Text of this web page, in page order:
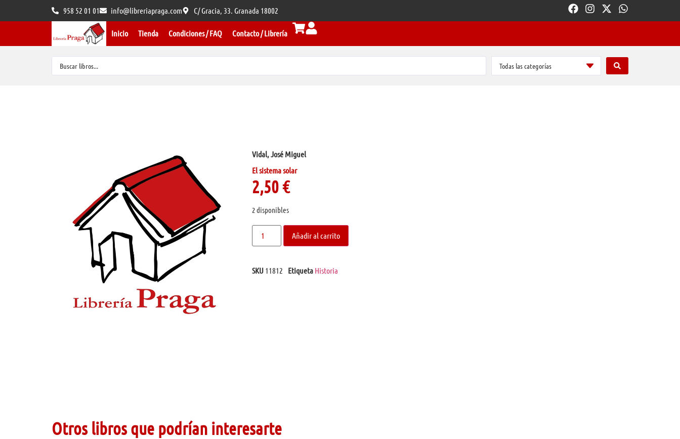
958 52 01 01 info@libreriapraga.com C/ Gracia, 33. Granada 18002
Inicio Tienda Condiciones / FAQ Contacto / Librería
Todas las categorías
Vidal, José Miguel
El sistema solar
2,50€
2 disponibles
Añadir al carrito
SKU 11812 Etiqueta Historia
Otros libros que podrían interesarte